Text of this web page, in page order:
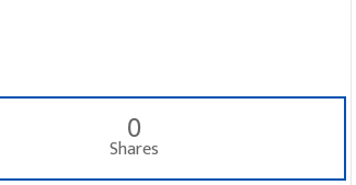
0
Shares